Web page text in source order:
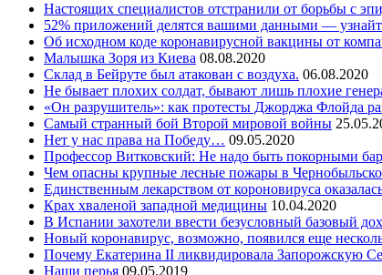
Настоящих специалистов отстранили от борьбы с
52% приложений делятся вашими данными —
Об исходном коде коронавирусной вакцины от
Малышка Зоря из Киева 08.08.2020
Склад в Бейруте был атакован с воздуха. 06.08.2020
Не бывает плохих солдат, бывают лишь плохие
«Он разрушитель»: как протесты Джорджа Флойда
Самый странный бой Второй мировой войны
Нет у нас права на Победу… 09.05.2020
Профессор Витковский: Не надо быть покорными
Чем опасны крупные лесные пожары в
Единственным лекарством от короновируса
Крах хваленой западной медицины 10.04.2020
В Испании захотели ввести безусловный базовый
Новый коронавирус, возможно, появился еще
Почему Екатерина II ликвидировала Запорожскую
Наши перья 09.05.2019